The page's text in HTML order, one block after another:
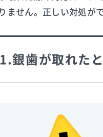
ません。正しい対処が
1.銀歯が取れた